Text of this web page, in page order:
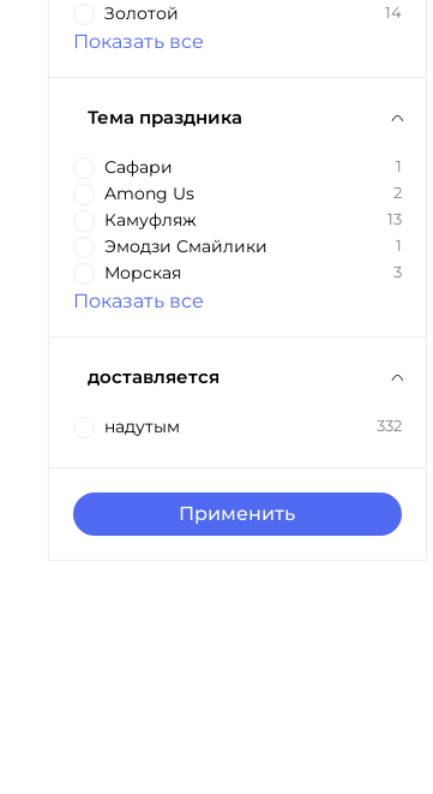
Золотой 14
Показать все
Тема праздника
Сафари 1
Among Us 2
Камуфляж 13
Эмодзи Смайлики 1
Морская 3
Показать все
доставляется
надутым 332
Применить